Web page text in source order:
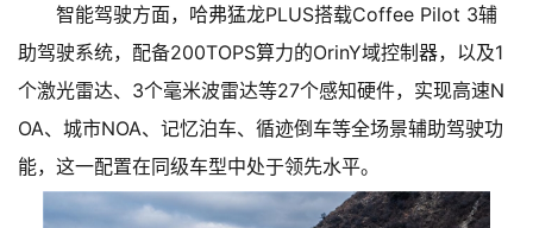
智能驾驶方面，哈弗猛龙PLUS搭载Coffee Pilot 3辅
助驾驶系统，配备200TOPS算力的OrinY域控制器，以及1
个激光雷达、3个毫米波雷达等27个感知硬件，实现高速N
OA、城市NOA、记忆泊车、循迹倒车等全场景辅助驾驶功
能，这一配置在同级车型中处于领先水平。